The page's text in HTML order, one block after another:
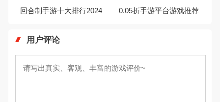
回合制手游十大排行2024 0.05折手游平台游戏推荐
用户评论